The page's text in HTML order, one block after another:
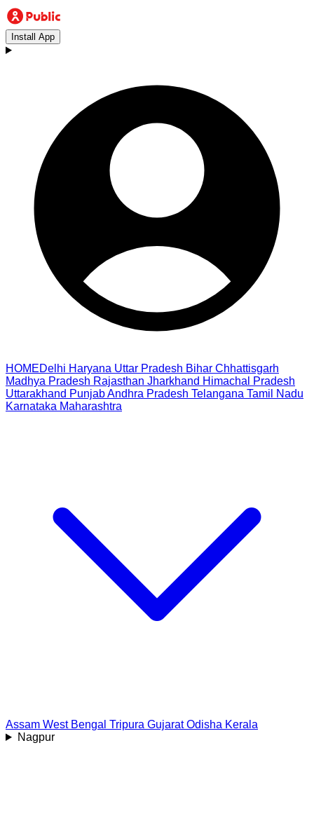
Install App
HOMEDelhi Haryana Uttar Pradesh Bihar Chhattisgarh
Madhya Pradesh Rajasthan Jharkhand Himachal Pradesh
Uttarakhand PunjabAndhra Pradesh Telangana Tamil Nadu
Karnataka Maharashtra
Assam West Bengal Tripura Gujarat Odisha Kerala
Nagpur